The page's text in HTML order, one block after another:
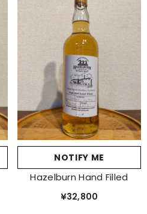
NOTIFY ME
Hazelburn Hand Filled
¥32,800